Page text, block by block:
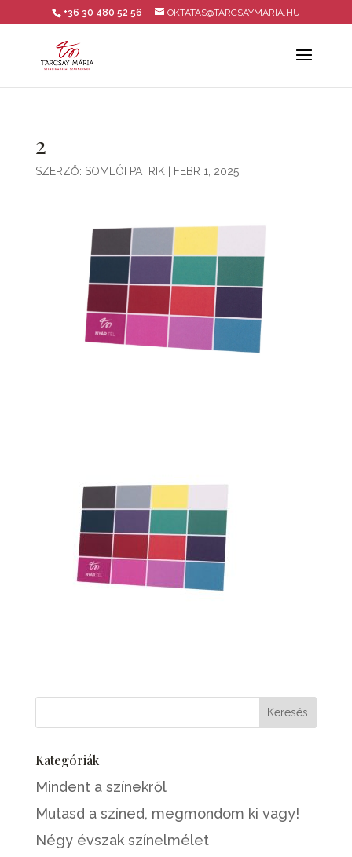
+36 30 480 52 56 OKTATAS@TARCSAYMARIA.HU
2
SZERZŐ: SOMLÓI PATRIK| FEBR 1, 2025
Kategóriák
Mindent a színekről
Mutasd a színed, megmondom ki vagy!
Négy évszak színelmélet